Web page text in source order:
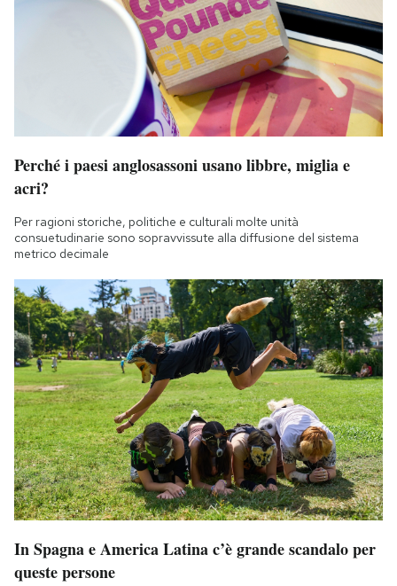
Perché i paesi anglosassoni usano libbre, miglia e
acri?
Per ragioni storiche, politiche e culturali molte unità
consuetudinarie sono sopravvissute alla diffusione del sistema
metrico decimale
In Spagna e America Latina c’è grande scandalo per
queste persone